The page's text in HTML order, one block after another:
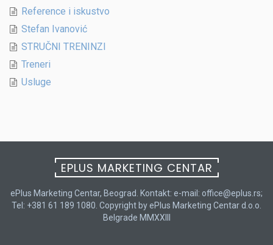
Reference i iskustvo
Stefan Ivanović
STRUČNI TRENINZI
Treneri
Usluge
EPLUS MARKETING CENTAR
ePlus Marketing Centar, Beograd. Kontakt: e-mail: office@eplus.rs;
Tel: +381 61 189 1080. Copyright by ePlus Marketing Centar d.o.o.
Belgrade MMXXIII